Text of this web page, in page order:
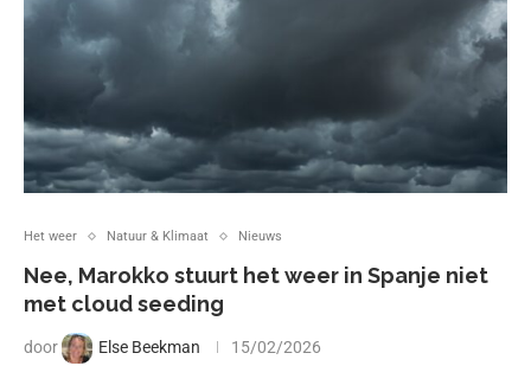
Het weer Natuur & Klimaat Nieuws
Nee, Marokko stuurt het weer in Spanje niet
met cloud seeding
door Else Beekman 15/02/2026